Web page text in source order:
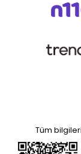
Tüm